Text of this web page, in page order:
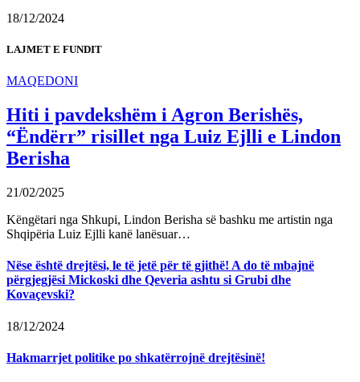
18/12/2024
LAJMET E FUNDIT
MAQEDONI
Hiti i pavdekshëm i Agron Berishës,
“Ëndërr” risillet nga Luiz Ejlli e Lindon
Berisha
21/02/2025
Këngëtari nga Shkupi, Lindon Berisha së bashku me artistin nga
Shqipëria Luiz Ejlli kanë lanësuar…
Nëse është drejtësi, le të jetë për të gjithë! A do të mbajnë
përgjegjësi Mickoski dhe Qeveria ashtu si Grubi dhe
Kovaçevski?
18/12/2024
Hakmarrjet politike po shkatërrojnë drejtësinë!